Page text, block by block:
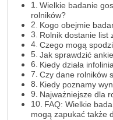
Wielkie badanie
rolników?
Kogo obejmie
Rolnik dostanie list
Czego mogą
Jak sprawdzić
Kiedy działa
Czy dane rolników
Kiedy poznamy
Najważniejsze dla
FAQ: Wielkie
mogą zapukać także